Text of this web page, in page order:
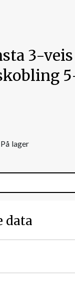
3-veis
På lager
data